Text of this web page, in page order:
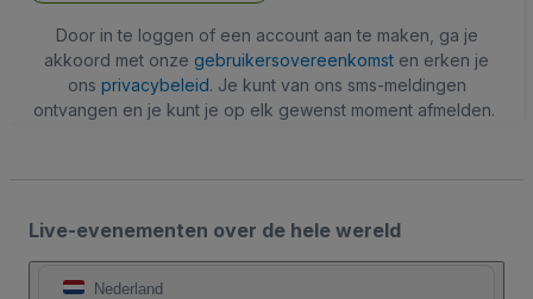
Door in te loggen of een account aan te maken, ga je
akkoord met onze gebruikersovereenkomst en erken je
ons privacybeleid. Je kunt van ons sms-meldingen
ontvangen en je kunt je op elk gewenst moment afmelden.
Live-evenementen over de hele wereld
Nederland